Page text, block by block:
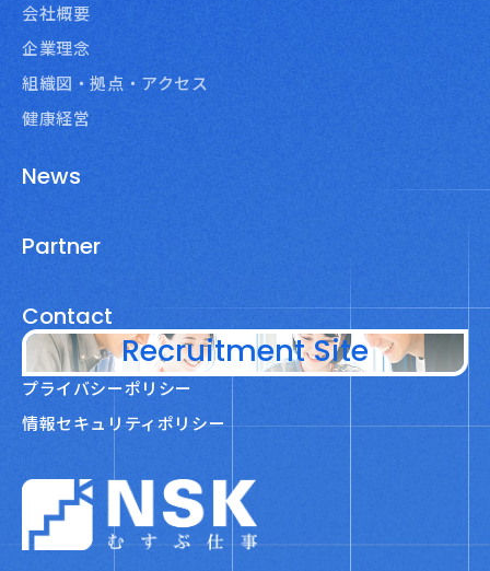
会社概要
企業理念
組織図・拠点・アクセス
健康経営
News
Partner
Contact
Recruitment Site
プライバシーポリシー
情報セキュリティポリシー